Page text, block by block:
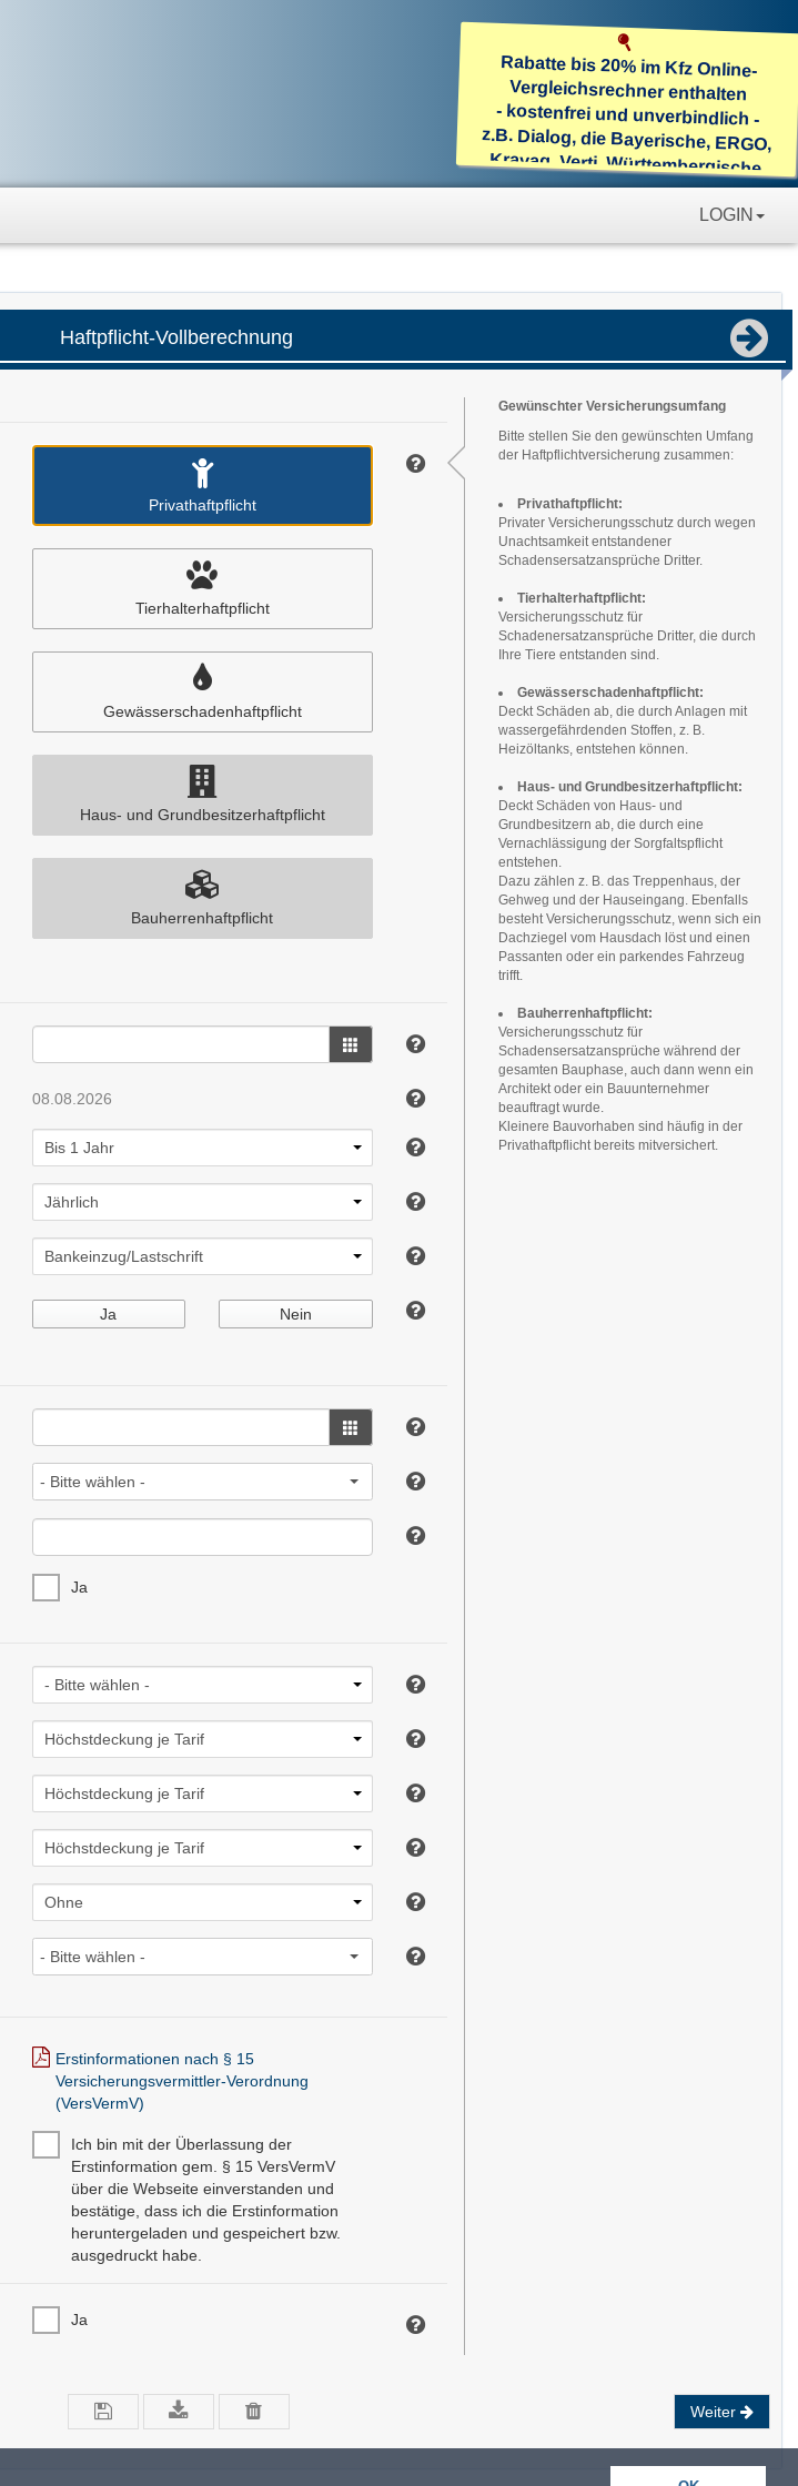
Rabatte bis 20% im Kfz Online-
Vergleichsrechner enthalten
- kostenfrei und unverbindlich -
z.B. Dialog, die Bayerische, ERGO,
Kravag, Verti, Württembergische
Kfz: Scan des Fahrzeugschein inkl.
Datenübernahme!LOGIN
Haftpflicht-Vollberechnung
Privathaftpflicht
Tierhalterhaftpflicht
Gewässerschadenhaftpflicht
Haus- und Grundbesitzerhaftpflicht
Bauherrenhaftpflicht
08.08.2026
Ja Nein
- Bitte wählen -
Ja
- Bitte wählen -
Erstinformationen nach § 15
Versicherungsvermittler-Verordnung
(VersVermV)
Ich bin mit der Überlassung der
Erstinformation gem. § 15 VersVermV
über die Webseite einverstanden und
bestätige, dass ich die Erstinformation
heruntergeladen und gespeichert bzw.
ausgedruckt habe.
Ja
Gewünschter Versicherungsumfang
Bitte stellen Sie den gewünschten Umfang
der Haftpflichtversicherung zusammen:
Privathaftpflicht:
Privater Versicherungsschutz durch wegen
Unachtsamkeit entstandener
Schadensersatzansprüche Dritter.
Tierhalterhaftpflicht:
Versicherungsschutz für
Schadenersatzansprüche Dritter, die durch
Ihre Tiere entstanden sind.
Gewässerschadenhaftpflicht:
Deckt Schäden ab, die durch Anlagen mit
wassergefährdenden Stoffen, z. B.
Heizöltanks, entstehen können.
Haus- und Grundbesitzerhaftpflicht:
Deckt Schäden von Haus- und
Grundbesitzern ab, die durch eine
Vernachlässigung der Sorgfaltspflicht
entstehen.
Dazu zählen z. B. das Treppenhaus, der
Gehweg und der Hauseingang. Ebenfalls
besteht Versicherungsschutz, wenn sich ein
Dachziegel vom Hausdach löst und einen
Passanten oder ein parkendes Fahrzeug
trifft.
Bauherrenhaftpflicht:
Versicherungsschutz für
Schadensersatzansprüche während der
gesamten Bauphase, auch dann wenn ein
Architekt oder ein Bauunternehmer
beauftragt wurde.
Kleinere Bauvorhaben sind häufig in der
Privathaftpflicht bereits mitversichert.
Weiter